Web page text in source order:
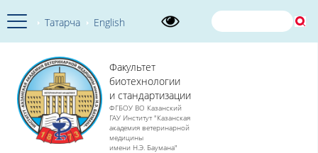
Татарча English
Факультет
биотехнологии
и стандартизации
ФГБОУ ВО Казанский
ГАУ Институт "Казанская
академия ветеринарной
медицины
имени Н.Э. Баумана"